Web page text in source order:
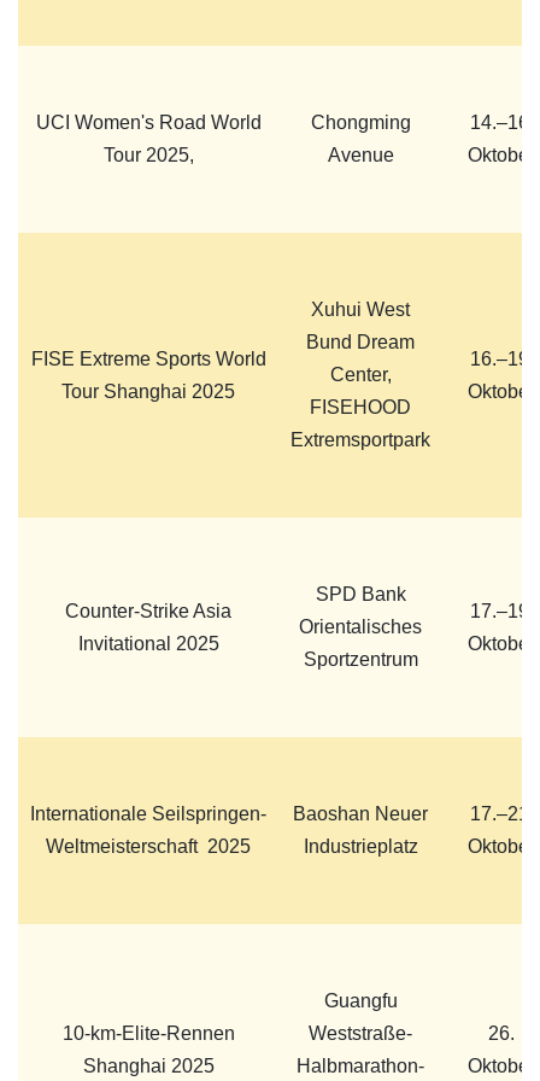
UCI Women's Road World
Tour 2025,
Chongming
Avenue
14.–16.
Oktober
FISE Extreme Sports World
Tour Shanghai 2025
Xuhui West
Bund Dream
Center,
FISEHOOD
Extremsportpark
16.–19.
Oktober
Counter-Strike Asia
Invitational 2025
SPD Bank
Orientalisches
Sportzentrum
17.–19.
Oktober
Internationale Seilspringen-
Weltmeisterschaft 2025
Baoshan Neuer
Industrieplatz
17.–21.
Oktober
10-km-Elite-Rennen
Shanghai 2025
Guangfu
Weststraße-
Halbmarathon-
26.
Oktober